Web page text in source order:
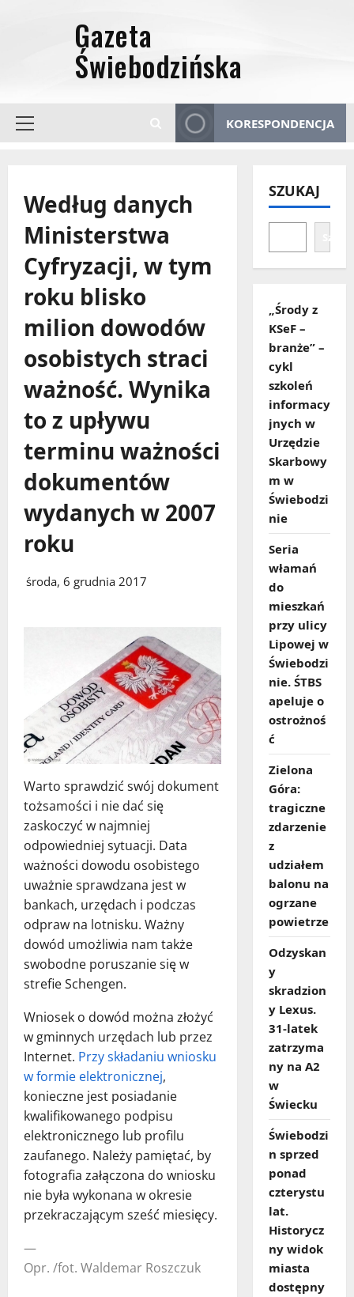
Menu
KORESPONDENCJA
Według danych
Ministerstwa
Cyfryzacji, w tym
roku blisko
milion dowodów
osobistych straci
ważność. Wynika
to z upływu
terminu ważności
dokumentów
wydanych w 2007
roku
środa, 6 grudnia 2017
Warto sprawdzić swój dokument
tożsamości i nie dać się
zaskoczyć w najmniej
odpowiedniej sytuacji. Data
ważności dowodu osobistego
uważnie sprawdzana jest w
bankach, urzędach i podczas
odpraw na lotnisku. Ważny
dowód umożliwia nam także
swobodne poruszanie się w
strefie Schengen.
Wniosek o dowód można złożyć
w gminnych urzędach lub przez
Internet. Przy składaniu wniosku
w formie elektronicznej,
konieczne jest posiadanie
kwalifikowanego podpisu
elektronicznego lub profilu
zaufanego. Należy pamiętać, by
fotografia załączona do wniosku
nie była wykonana w okresie
przekraczającym sześć miesięcy.
—
Opr. /fot. Waldemar Roszczuk
SZUKAJ
„Środy z
KSeF –
branże” –
cykl
szkoleń
informacy
jnych w
Urzędzie
Skarbowy
m w
Świebodzi
nie
Seria
włamań
do
mieszkań
przy ulicy
Lipowej w
Świebodzi
nie. ŚTBS
apeluje o
ostrożnoś
ć
Zielona
Góra:
tragiczne
zdarzenie
z
udziałem
balonu na
ogrzane
powietrze
Odzyskan
y
skradzion
y Lexus.
31‑latek
zatrzyma
ny na A2
w
Świecku
Świebodzi
n sprzed
ponad
czterystu
lat.
Historycz
ny widok
miasta
dostępny